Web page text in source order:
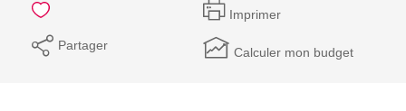
Imprimer
Partager Calculer mon budget